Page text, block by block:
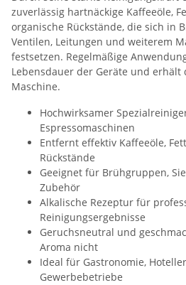
zuverlässig hartnäckige Kaffeeöle,
organische Rückstände, die sich in
Ventilen, Leitungen und weiterem
festsetzen. Regelmäßige
Lebensdauer der Geräte und
Maschine.
Hochwirksamer
Espressomaschinen
Entfernt effektiv Kaffeeöle,
Rückstände
Geeignet für Brühgruppen,
Zubehör
Alkalische Rezeptur für
Reinigungsergebnisse
Geruchsneutral und
Aroma nicht
Ideal für Gastronomie,
Gewerbebetriebe